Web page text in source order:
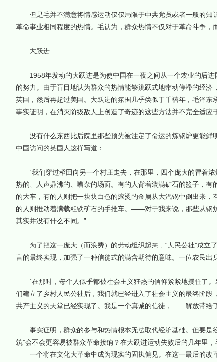
但是毛并不满意将情感运动仅仅局限于中共党员或者一般的知
革命事业相同程度的热情。毛认为，群众热情不仅对于革命斗争，
大跃进
1958年发动的大跃进是为使中国在一夜之间从一个农业的后进
的努力。由于盲目地认为群众的热情能够跳跃式地带动停滞的经
英国，然后再超过美国。大跃进的氛围几乎类似于千禧年，毛泽
事实证明，在消灭阶级敌人上创造了奇迹的这些方法并不完全适应
没有什么东西比后院里那些预先被注定了命运的炼钢炉更能鲜
中国访问的英国人这样写道：
“我们穿过稻田向另一个村庄走去，在那里，四个庞大的冒着浓
热的、人声鼎沸的、嘈杂的场面。有的人背着装满矿石的篮子，
的大车，有的人则把一块块白色的滚烫的金属从大汽锅中倒出来
的人则推动着满载粗铁矿石的手推车。——对于我来说，那些从钢
其实并没有什么不同。”
为了把这一庞大（而浪费）的劳动组织起来，“人民公社”成立
言的最终实现，加强了一种信徒式的满含期待的意味。一位农民出
“在那时，每个人似乎都被社会主义狂热的信仰紧紧地攫住了。
们建立了乡村人民公社后，我们就已经进入了社会主义的最终阶
共产主义的天堂已经实现了。我是一个真诚的信徒，……解放带给
事实证明，群众的参与和热情根本无法取代经济基础。但要是
筑”会不会更容易被群众革命接纳？在大跃进运动失败后的几年里
——一个将在文化大革命中成为现实的固执偏见。在这一最后的改